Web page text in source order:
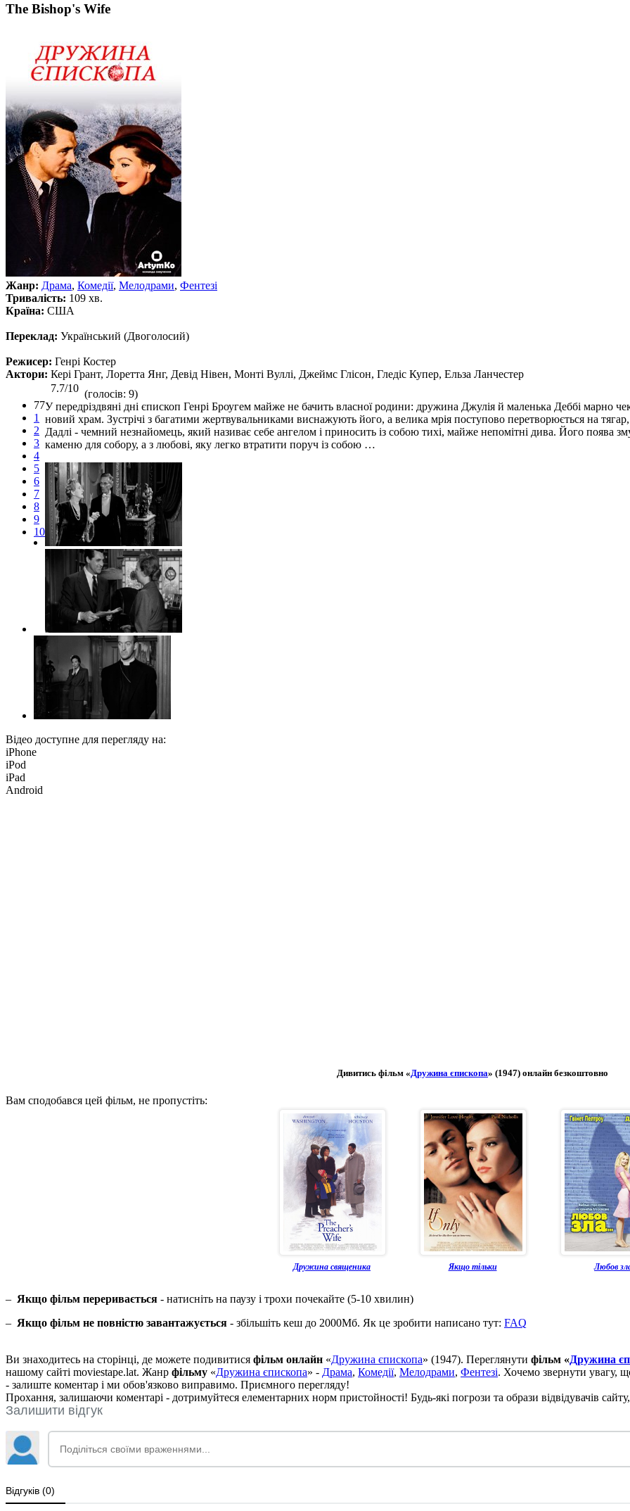
The Bishop's Wife
Жанр: Драма, Комедії, Мелодрами, Фентезі
Тривалість: 109 хв.
Країна: США
Переклад: Український (Двоголосий)
Режисер: Генрі Костер
Актори: Кері Грант, Лоретта Янг, Девід Нівен, Монті Вуллі, Джеймс Глісон, Гледіс Купер, Ельза Ланчестер
77
1
2
3
4
5
6
7
8
9
10
7.7/10 (голосів: 9)
У передріздвяні дні єпископ Генрі Броугем майже не бачить власної родини: дружина Джулія й маленька Деббі марно
новий храм. Зустрічі з багатими жертвувальниками виснажують його, а велика мрія поступово перетворюється на тягар,
Дадлі - чемний незнайомець, який називає себе ангелом і приносить із собою тихі, майже непомітні дива. Його поява
каменю для собору, а з любові, яку легко втратити поруч із собою …
Відео доступне для перегляду на:
iPhone
iPod
iPad
Android
Дивитись фільм «Дружина єпископа» (1947) онлайн безкоштовно
Вам сподобався цей фільм, не пропустіть:
Дружина священика Якщо тільки Любов
– Якщо фільм переривається - натисніть на паузу і трохи почекайте (5-10 хвилин)
– Якщо фільм не повністю завантажується - збільшіть кеш до 2000Мб. Як це зробити написано тут: FAQ
Ви знаходитесь на сторінці, де можете подивитися фільм онлайн «Дружина єпископа» (1947). Переглянути фільм «Дружина
нашому сайті moviestape.lat. Жанр фільму «Дружина єпископа» - Драма, Комедії, Мелодрами, Фентезі. Хочемо звернути увагу,
- залиште коментар і ми обов'язково виправимо. Приємного перегляду!
Прохання, залишаючи коментарі - дотримуйтеся елементарних норм пристойності! Будь-які погрози та образи відвідувачів